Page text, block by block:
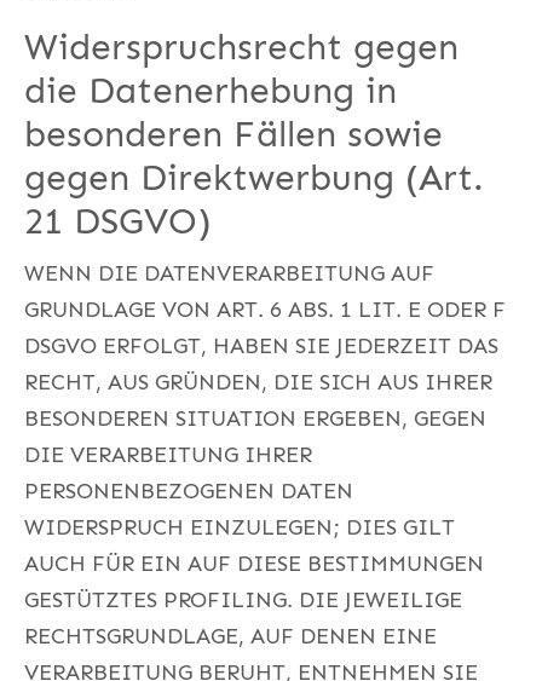
Widerspruchsrecht gegen
die Datenerhebung in
besonderen Fällen sowie
gegen Direktwerbung (Art.
21 DSGVO)
WENN DIE DATENVERARBEITUNG AUF
GRUNDLAGE VON ART. 6 ABS. 1 LIT. E ODER F
DSGVO ERFOLGT, HABEN SIE JEDERZEIT DAS
RECHT, AUS GRÜNDEN, DIE SICH AUS IHRER
BESONDEREN SITUATION ERGEBEN, GEGEN
DIE VERARBEITUNG IHRER
PERSONENBEZOGENEN DATEN
WIDERSPRUCH EINZULEGEN; DIES GILT
AUCH FÜR EIN AUF DIESE BESTIMMUNGEN
GESTÜTZTES PROFILING. DIE JEWEILIGE
RECHTSGRUNDLAGE, AUF DENEN EINE
VERARBEITUNG BERUHT, ENTNEHMEN SIE